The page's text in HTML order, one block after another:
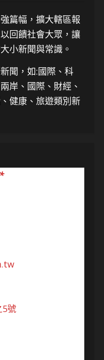
篇幅，擴大轄區報
回饋社會大眾，讓
小新聞與常識。
聞 ，如:國際、科
岸、國際、財經、
健康、旅遊類別新
5號